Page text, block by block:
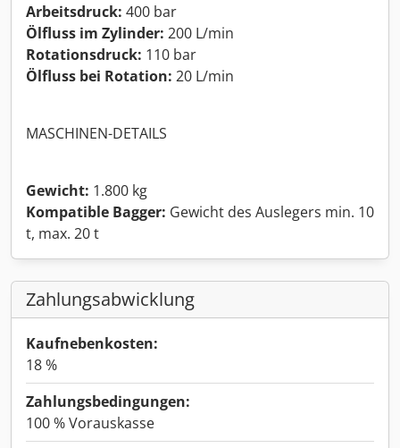
Arbeitsdruck: 400 bar
Ölfluss im Zylinder: 200 L/min
Rotationsdruck: 110 bar
Ölfluss bei Rotation: 20 L/min
MASCHINEN-DETAILS
Gewicht: 1.800 kg
Kompatible Bagger: Gewicht des Auslegers min. 10
t, max. 20 t
Zahlungsabwicklung
Kaufnebenkosten:
18 %
Zahlungsbedingungen:
100 % Vorauskasse